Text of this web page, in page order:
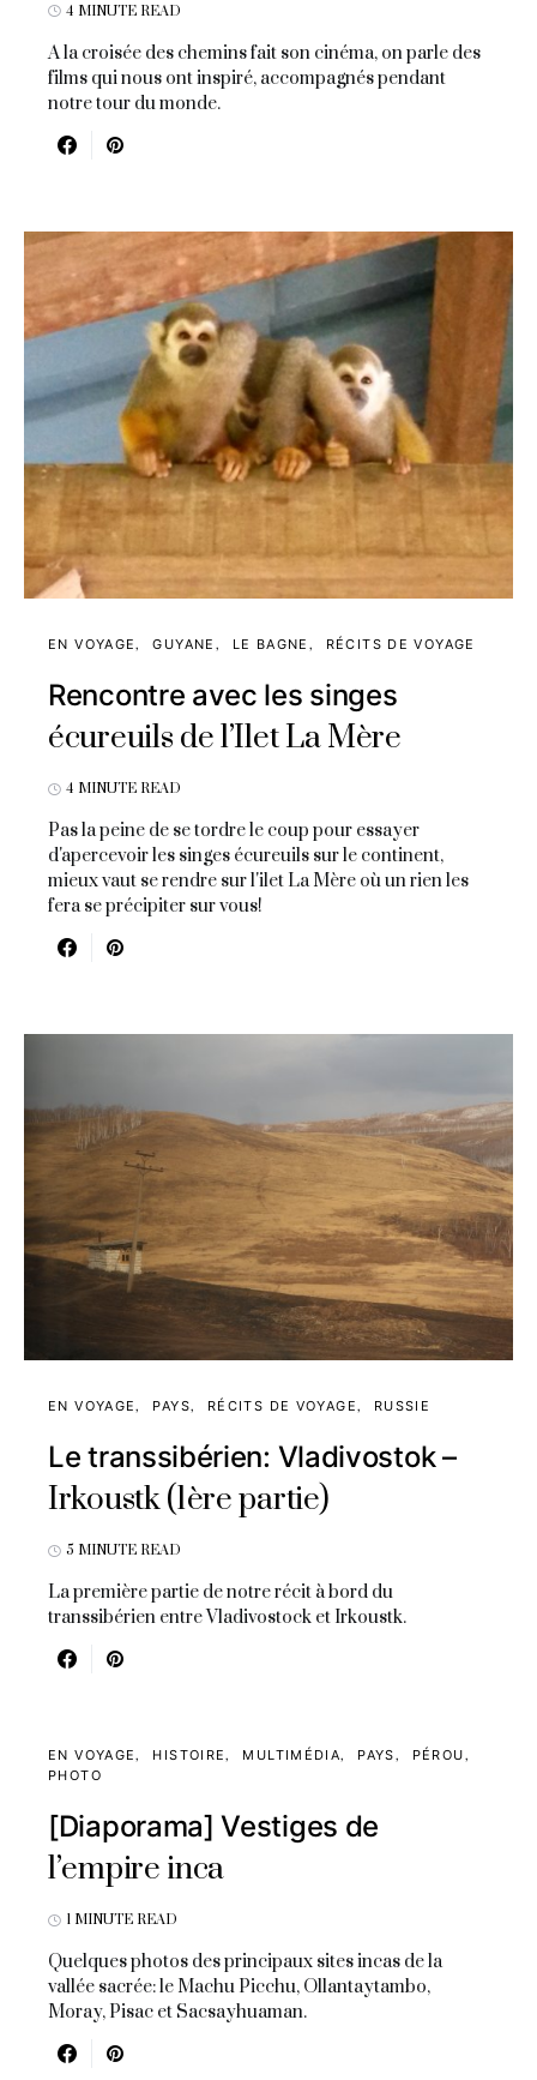
4 MINUTE READ
A la croisée des chemins fait son cinéma, on parle des
films qui nous ont inspiré, accompagnés pendant
notre tour du monde.
EN VOYAGE GUYANE LE BAGNE RÉCITS DE VOYAGE
Rencontre avec les singes
écureuils de l’Ilet La Mère
4 MINUTE READ
Pas la peine de se tordre le coup pour essayer
d'apercevoir les singes écureuils sur le continent,
mieux vaut se rendre sur l'ilet La Mère où un rien les
fera se précipiter sur vous!
EN VOYAGE PAYS RÉCITS DE VOYAGE RUSSIE
Le transsibérien: Vladivostok –
Irkoustk (1ère partie)
5 MINUTE READ
La première partie de notre récit à bord du
transsibérien entre Vladivostock et Irkoustk.
EN VOYAGE HISTOIRE MULTIMÉDIA PAYS
PÉROU
PHOTO
[Diaporama] Vestiges de
l’empire inca
1 MINUTE READ
Quelques photos des principaux sites incas de la
vallée sacrée: le Machu Picchu, Ollantaytambo,
Moray, Pisac et Sacsayhuaman.